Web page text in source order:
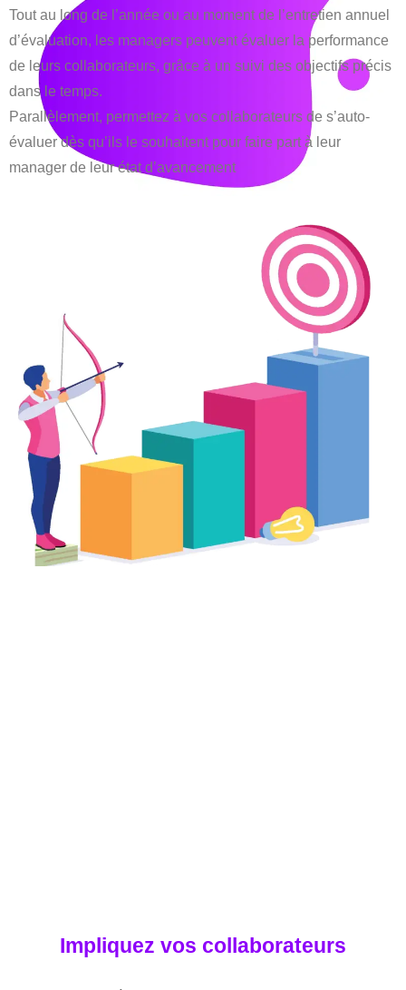
Tout au long de l’année ou au moment de l’entretien annuel
d’évaluation, les managers peuvent évaluer la performance
de leurs collaborateurs, grâce à un suivi des objectifs précis
dans le temps.
Parallèlement, permettez à vos collaborateurs de s’auto-
évaluer dès qu’ils le souhaitent pour faire part à leur
manager de leur état d’avancement
Impliquez vos collaborateurs